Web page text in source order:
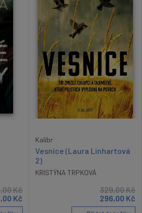
Kč
Kč
Kalibr
Vesnice (Laura Linhartová
2)
KRISTÝNA TRPKOVÁ
329,00Kč
296,00 Kč